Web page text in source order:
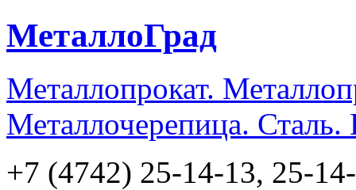
МеталлоГрад
Металлопрокат.
Металлочерепица.
+7 (4742) 25-14-13, 25-